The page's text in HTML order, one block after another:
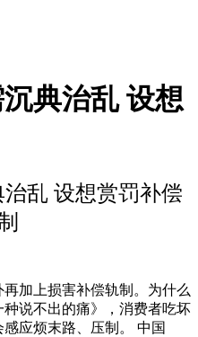
典治乱 设想
乱 设想赏罚补偿
加上损害补偿轨制。为什么
说不出的痛》，消费者吃坏
应烦末路、压制。 中国